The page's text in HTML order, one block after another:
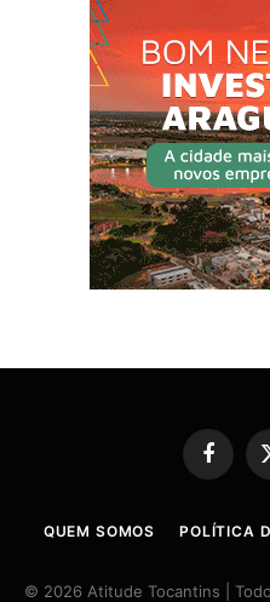
QUEM SOMOS POLÍTICA
© 2026 Atitude Tocantins |